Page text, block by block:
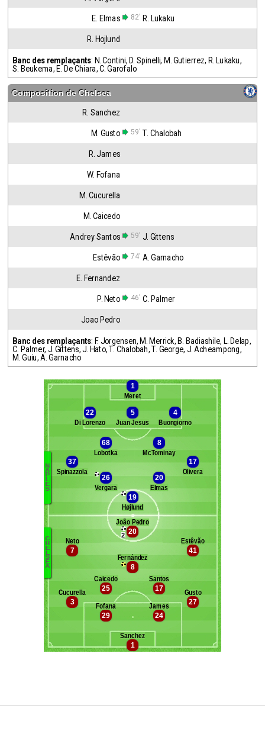
E. Elmas 82' R. Lukaku
R. Hojlund
Banc des remplaçants: N. Contini, D. Spinelli, M. Gutierrez, R. Lukaku,
S. Beukema, E. De Chiara,C. Garofalo
Composition deChelsea
R. Sanchez
M. Gusto 59' T. Chalobah
R. James
W. Fofana
M. Cucurella
M. Caicedo
Andrey Santos 59' J. Gittens
Estêvão 74' A. Garnacho
E. Fernandez
P. Neto 46' C. Palmer
Joao Pedro
Banc des remplaçants: F. Jorgensen, M. Merrick, B. Badiashile, L. Delap,
C. Palmer, J. Gittens,J. Hato,T. Chalobah,T. George, J. Acheampong,
M. Guiu, A. Garnacho